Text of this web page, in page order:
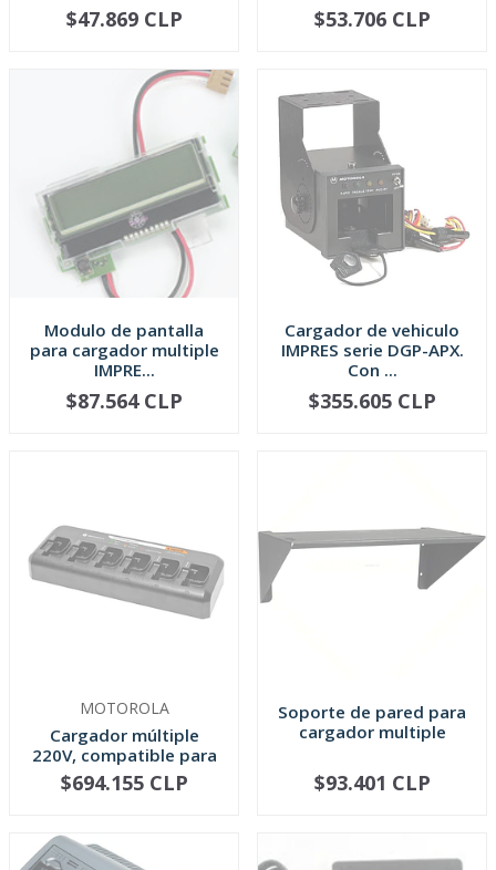
AGOTADO
$47.869 CLP AGOTADO
$53.706 CLP
Modulo de pantalla
para cargador multiple
IMPRE...
AGOTADO
$87.564 CLP
Cargador de vehiculo
IMPRES serie DGP-APX.
Con ...
AGOTADO
$355.605 CLP
MOTOROLA
Cargador múltiple
220V, compatible para
EP450, ...
AGOTADO
$694.155 CLP
Soporte de pared para
cargador multiple
AGOTADO
$93.401 CLP